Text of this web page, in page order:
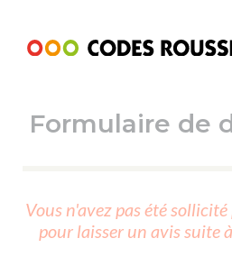
ESPACE ÉLÈVE
Code de la
Passer l'ASSR
Réviser le code
Formulaire de
Vous n'avez pas été
pour laisser un avis suite